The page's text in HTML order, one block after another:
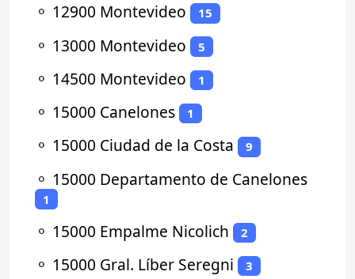
⚬ 12900 Montevideo 15
⚬ 13000 Montevideo 5
⚬ 14500 Montevideo 1
⚬ 15000 Canelones 1
⚬ 15000 Ciudad de la Costa 9
⚬ 15000 Departamento de Canelones
1
⚬ 15000 Empalme Nicolich 2
⚬ 15000 Gral. Líber Seregni 3